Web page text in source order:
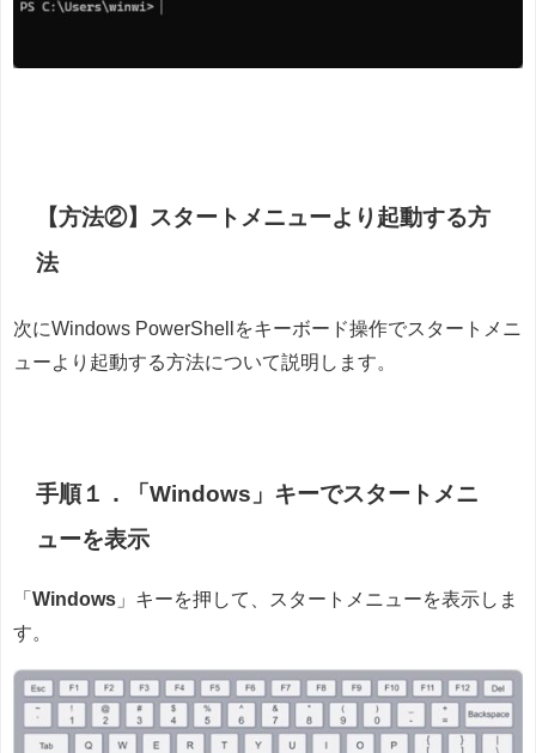
【方法②】スタートメニューより起動する方
法
次にWindows PowerShellをキーボード操作でスタートメニ
ューより起動する方法について説明します。
手順１．「Windows」キーでスタートメニ
ューを表示
「 Windows 」キーを押して、スタートメニューを表示しま
す。